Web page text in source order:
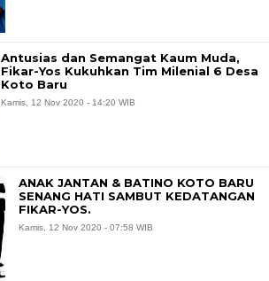
Antusias dan Semangat Kaum Muda,
Fikar-Yos Kukuhkan Tim Milenial 6 Desa
Koto Baru
Kamis, 12 Nov 2020 - 14:20 WIB
ANAK JANTAN & BATINO KOTO BARU
SENANG HATI SAMBUT KEDATANGAN
FIKAR-YOS.
Kamis, 12 Nov 2020 - 07:58 WIB